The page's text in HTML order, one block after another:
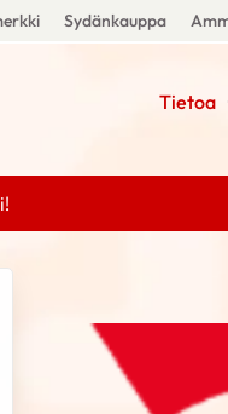
Sydänkauppa
Tietoa